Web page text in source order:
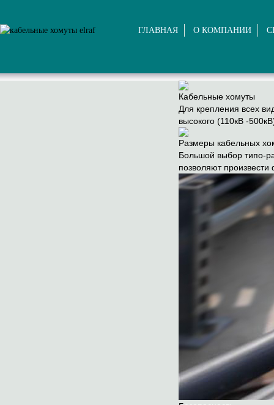
ГЛАВНАЯ О КОМПАНИИ
Кабельные хомуты
Для крепления всех
высокого (110кВ -
Размеры кабельных
Большой выбор типо-
позволяют